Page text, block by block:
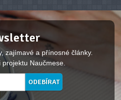
zajímavé a přínosné články.
Naučmese.